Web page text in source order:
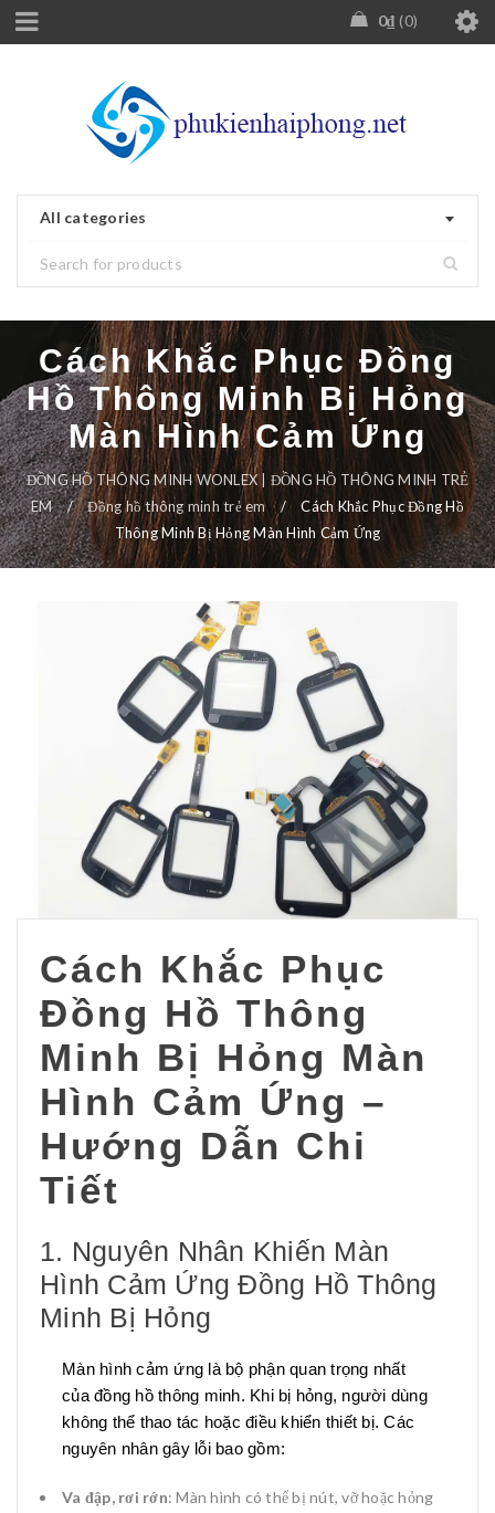
0₫ 0
All categories
Cách Khắc Phục Đồng
Hồ Thông Minh Bị Hỏng
Màn Hình Cảm Ứng
ĐỒNG HỒ THÔNG MINH WONLEX | ĐỒNG HỒ THÔNG MINH TRẺ
EM
/ Đồng hồ thông minh trẻ em /
Cách Khắc Phục Đồng Hồ
Thông Minh Bị Hỏng Màn Hình Cảm Ứng
Cách Khắc Phục
Đồng Hồ Thông
Minh Bị Hỏng Màn
Hình Cảm Ứng –
Hướng Dẫn Chi
Tiết
1. Nguyên Nhân Khiến Màn
Hình Cảm Ứng Đồng Hồ Thông
Minh Bị Hỏng
Màn hình cảm ứng là bộ phận quan trọng nhất
của đồng hồ thông minh. Khi bị hỏng, người dùng
không thể thao tác hoặc điều khiển thiết bị. Các
nguyên nhân gây lỗi bao gồm:
Va đập, rơi rớn: Màn hình có thể bị nút, vỡ hoặc hỏng